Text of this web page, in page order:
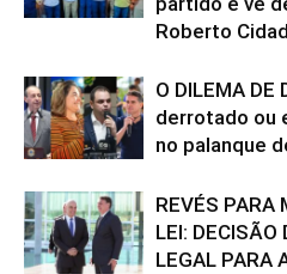
Roberto
O DILEMA DE
derrotado ou
no palanque
REVÉS PARA
LEI: DECISÃO
LEGAL PARA